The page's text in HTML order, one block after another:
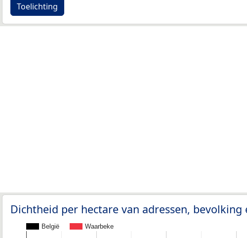
Toelichting
Dichtheid per hectare van adressen, bevolking
België Waarbeke